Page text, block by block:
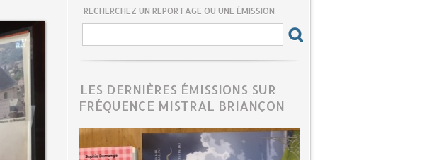
RECHERCHEZ UN REPORTAGE OU UNE ÉMISSION
LES DERNIÈRES ÉMISSIONS SUR
FRÉQUENCE MISTRAL BRIANÇON